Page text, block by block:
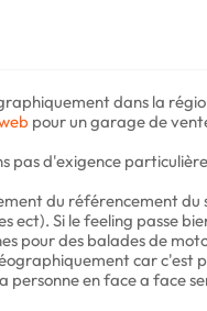
dans la
pour un garage de
pas d'exigence
du référencement du
ect). Si le feeling passe
pour des balades de
car c'est
personne en face a face